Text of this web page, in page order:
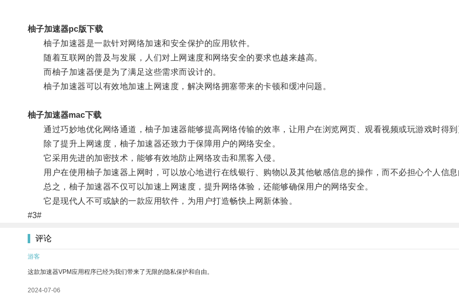
柚子加速器pc版下载
柚子加速器是一款针对网络加速和安全保护的应用软件。
随着互联网的普及与发展，人们对上网速度和网络安全的要求也越来越高。
而柚子加速器便是为了满足这些需求而设计的。
柚子加速器可以有效地加速上网速度，解决网络拥塞带来的卡顿和缓冲问题。
柚子加速器mac下载
通过巧妙地优化网络通道，柚子加速器能够提高网络传输的效率，让用户在浏览网页、观看视频或玩游戏时得到
除了提升上网速度，柚子加速器还致力于保障用户的网络安全。
它采用先进的加密技术，能够有效地防止网络攻击和黑客入侵。
用户在使用柚子加速器上网时，可以放心地进行在线银行、购物以及其他敏感信息的操作，而不必担心个人信息
总之，柚子加速器不仅可以加速上网速度，提升网络体验，还能够确保用户的网络安全。
它是现代人不可或缺的一款应用软件，为用户打造畅快上网新体验。
#3#
评论
游客
这款加速器VPM应用程序已经为我们带来了无限的隐私保护和自由。
2024-07-06